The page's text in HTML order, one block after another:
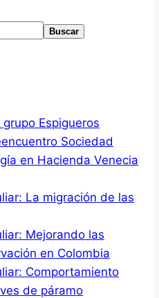
Buscar
Espigueros
Sociedad
en Hacienda Venecia
La migración de las
Mejorando las
en Colombia
Comportamiento
de páramo